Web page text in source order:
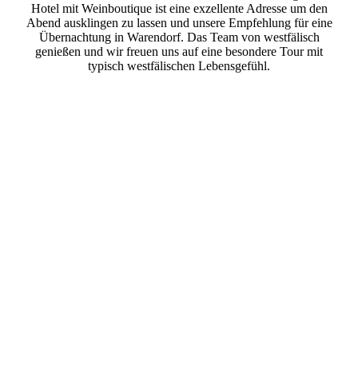
Hotel mit Weinboutique ist eine exzellente Adresse um den
Abend ausklingen zu lassen und unsere Empfehlung für eine
Übernachtung in Warendorf. Das Team von westfälisch
genießen und wir freuen uns auf eine besondere Tour mit
typisch westfälischen Lebensgefühl.